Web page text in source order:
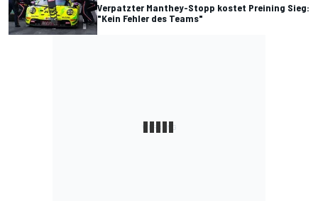
Verpatzter Manthey-Stopp kostet Preining Sieg:
"Kein Fehler des Teams"